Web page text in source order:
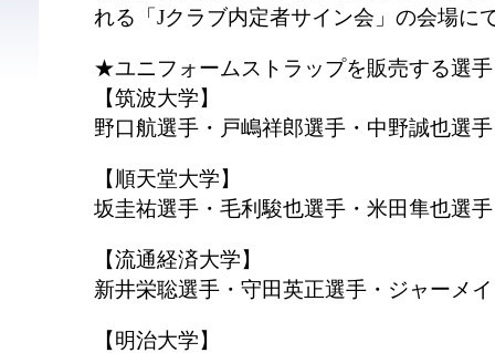
れる「Jクラブ内定者サイン会」の会場に
★ユニフォームストラップを販売する選手
【筑波大学】
野口航選手・戸嶋祥郎選手・中野誠也選
【順天堂大学】
坂圭祐選手・毛利駿也選手・米田隼也選
【流通経済大学】
新井栄聡選手・守田英正選手・ジャーメ
【明治大学】